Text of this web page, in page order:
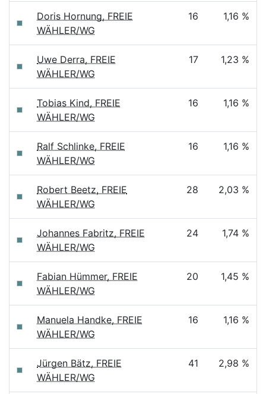
Doris Hornung, FREIE
WÄHLER/WG
16 1,16 %
Uwe Derra, FREIE
WÄHLER/WG
17 1,23 %
Tobias Kind, FREIE
WÄHLER/WG
16 1,16 %
Ralf Schlinke, FREIE
WÄHLER/WG
16 1,16 %
Robert Beetz, FREIE
WÄHLER/WG
28 2,03 %
Johannes Fabritz, FREIE
WÄHLER/WG
24 1,74 %
Fabian Hümmer, FREIE
WÄHLER/WG
20 1,45 %
Manuela Handke, FREIE
WÄHLER/WG
16 1,16 %
Jürgen Bätz, FREIE
WÄHLER/WG
41 2,98 %